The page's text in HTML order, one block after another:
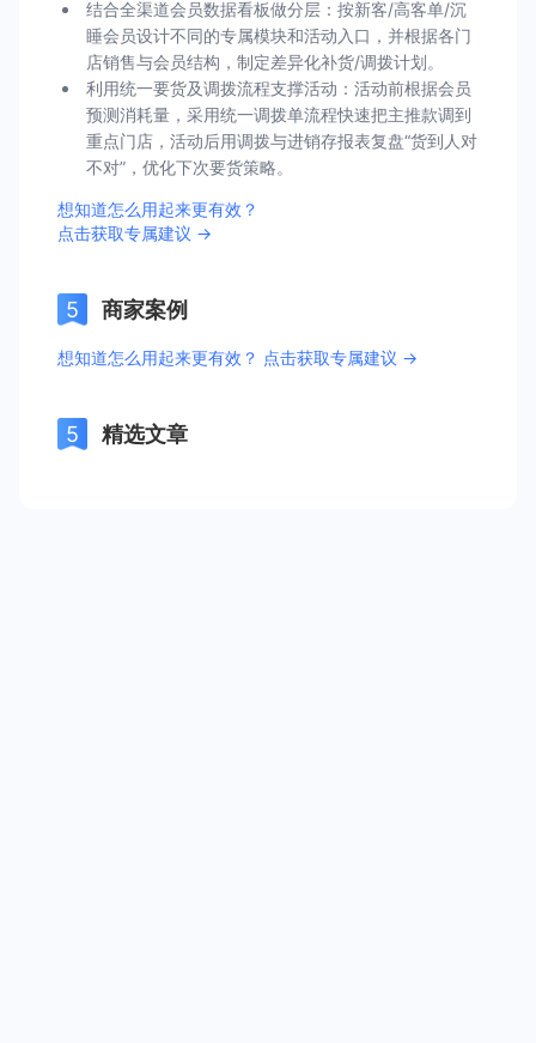
结合全渠道会员数据看板做分层：按新客/高客单/沉
睡会员设计不同的专属模块和活动入口，并根据各门
店销售与会员结构，制定差异化补货/调拨计划。
利用统一要货及调拨流程支撑活动：活动前根据会员
预测消耗量，采用统一调拨单流程快速把主推款调到
重点门店，活动后用调拨与进销存报表复盘“货到人对
不对”，优化下次要货策略。
想知道怎么用起来更有效？
点击获取专属建议 →
商家案例
想知道怎么用起来更有效？ 点击获取专属建议 →
精选文章